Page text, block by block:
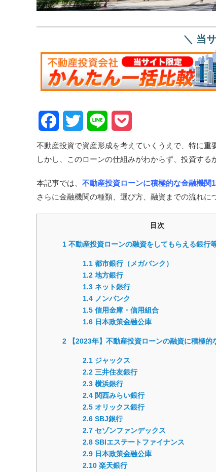
＼ 当
Facebook
Twitter Line
不動産投資で資産形成を考えていくうえで、特に重
しかし、このローンの仕組みがわからず、投資する
本記事では、 不動産投資ローンに積極的な金融機関
さらに金融機関の種類、選び方、融資までの流れに
目次
1 不動産投資ローンの融資をしてもらえる銀行
1.1 都市銀行（メガバンク）
1.2 地方銀行
1.3 ネット銀行
1.4 ノンバンク
1.5 信用金庫・信用組合
1.6 日本政策金融公庫
2 【2023年】不動産投資ローンの融資に積極的
2.1 ジャックス
2.2 三井住友銀行
2.3 横浜銀行
2.4 関西みらい銀行
2.5 オリックス銀行
2.6 SBJ銀行
2.7 セゾンファンデックス
2.8 SBIエステートファイナンス
2.9 日本政策金融公庫
2.10 楽天銀行